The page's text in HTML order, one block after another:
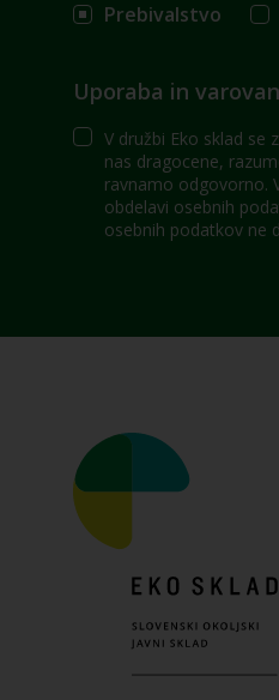
Prebivalstvo
Uporaba in
V družbi Eko sklad se
nas dragocene,
ravnamo odgovorno.
obdelavi osebnih
osebnih podatkov ne